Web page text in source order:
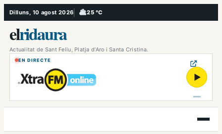
Vés
al
contingut
Dilluns, 10 agost 2026 25 °C
, Ennuvolat
elridaura
Actualitat de Sant Feliu, Platja d’Aro i Santa Cristina.
EN DIRECTE
▶
Obre
el